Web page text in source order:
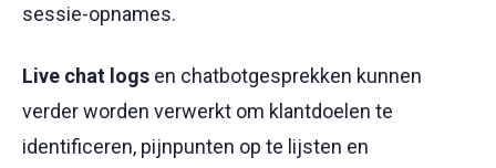
sessie-opnames.
Live chat logs en chatbotgesprekken kunnen
verder worden verwerkt om klantdoelen te
identificeren, pijnpunten op te lijsten en